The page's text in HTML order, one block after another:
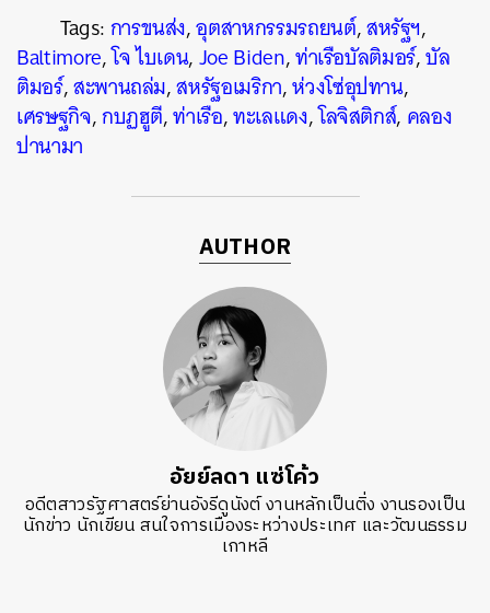
Tags:การขนส่ง,อุตสาหกรรมรถยนต์,สหรัฐฯ,
Baltimore,โจ ไบเดน,Joe Biden,ท่าเรือบัลติมอร์,บัล
ติมอร์,สะพานถล่ม,สหรัฐอเมริกา,ห่วงโซ่อุปทาน,
เศรษฐกิจ,กบฏฮูตี,ท่าเรือ,ทะเลแดง,โลจิสติกส์, คลอง
ปานามา
AUTHOR
อัยย์ลดา แซ่โค้ว
อดีตสาวรัฐศาสตร์ย่านอังรีดูนังต์ งานหลักเป็นติ่ง งานรองเป็น
นักข่าว นักเขียน สนใจการเมืองระหว่างประเทศ และวัฒนธรรม
เกาหลี